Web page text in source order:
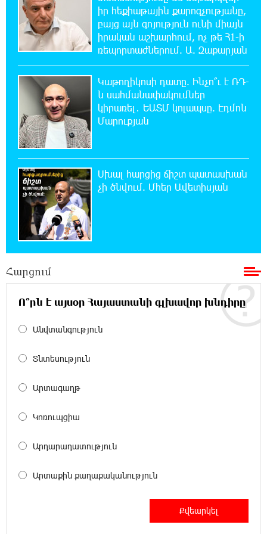
Ռուսաստանի ամենամեծ արևային
էլեկտրակայանը կկառուցվի Ամուրի
մարզում
Օգոստոսի 10-ից 13-ը գազանջատումներ են
սպասվում
0:42:48 9-08-2026
Գերմանիայում ցույց է անցկացվել Մերցի
0:25:00 9-08-2026
Մոդին համաշխարհային ռեկորդ է
սահմանել. 303 միլիոն դիտում՝ 24 ժամում
23:58:58 8-08-2026
նույնիսկ Google Maps-ը
Ռուսաստանի տարածքում ոչնչացվել է
Օգոստոսի 10-ին, 11-ին, 12-ին, 13-ին, 14-ին,
Ողբերգական դեպք՝ Երևանում․ Կիևյան
մարմին
Ադրբեջանի Սարով գյուղում տանը 18-ամյա
իր հեքիաթային քարոզչությանը,
բայց այն գոյություն ունի միայն
իրական աշխարհում, ոչ թե Հ1-ի
ռեպորտաժներում. Ա. Զաքարյան
Կաթողիկոսի դատը. Ինչո՞ւ է ՌԴ-
ն սահմանափակումներ
կիրառել․ ԵԱՏՄ կոլապսը. Էդմոն
Մարուքյան
Սխալ հարցից ճիշտ պատասխան
չի ծնվում. Մհեր Ավետիսյան
Հարցում
Ո՞րն է այսօր Հայաստանի գլխավոր խնդիրը
Անվտանգություն
Տնտեսություն
Արտագաղթ
Կոռուպցիա
Արդարադատություն
Արտաքին քաղաքականություն